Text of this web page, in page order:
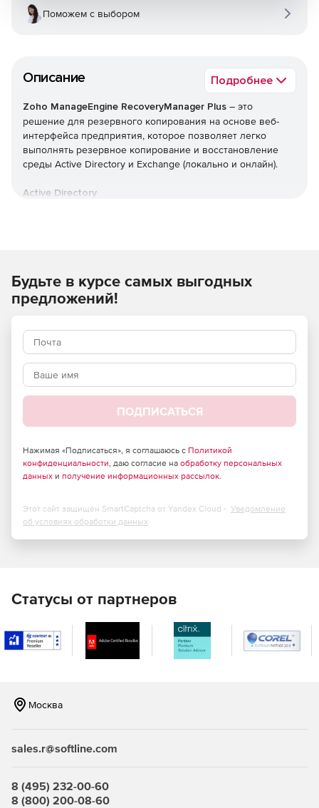
Описание Подробнее
Zoho ManageEngine RecoveryManager Plus – это
решение для резервного копирования на основе веб-
интерфейса предприятия, которое позволяет легко
выполнять резервное копирование и восстановление
среды Active Directory и Exchange (локально и онлайн).
Active Directory
сохранением каждого изменения, внесенного в
объекты, в виде разных версий.
Восстановление удаленных объектов AD и их
атрибутов в один клик с использованием функции
копий и ассимилировать резервные копии с истекшим
сроком в полную резервную копию, чтобы уменьшить
пространство для хранения.
Выполнение операции восстановления без
необходимости перезапуска своих контроллеров
Позволяет создавать резервные копии всех объектов
Exchange (локальных и Exchange Online), таких как
электронные письма, записи календаря, контакты,
журналы, заметки, сообщения и задачи.
Поможем с выбором
Будьте в курсе самых выгодных
предложений!
ПОДПИСАТЬСЯ
Нажимая «Подписаться», я соглашаюсь с Политикой
конфиденциальности, даю согласие на обработку персональных
данных и получение информационных рассылок.
Этот сайт защищен SmartCaptcha от Yandex Cloud - Уведомление
об условиях обработки данных
Статусы от партнеров
Москва
sales.r@softline.com
8 (495) 232-00-60
8 (800) 200-08-60